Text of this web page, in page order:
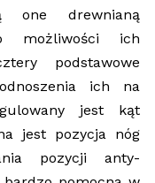
one drewnianą
możliwości ich
podstawowe
ich na
jest kąt
jest pozycja nóg
pozycji anty-